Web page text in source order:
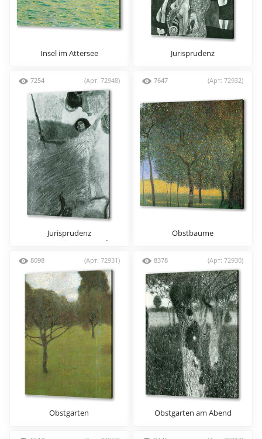
Insel im Attersee Jurisprudenz
7254 (Арт: 72948)
Jurisprudenz
(Kompositionsentwurf)
7647 (Арт: 72932)
Obstbaume
8098 (Арт: 72931)
Obstgarten
8378 (Арт: 72930)
Obstgarten am Abend